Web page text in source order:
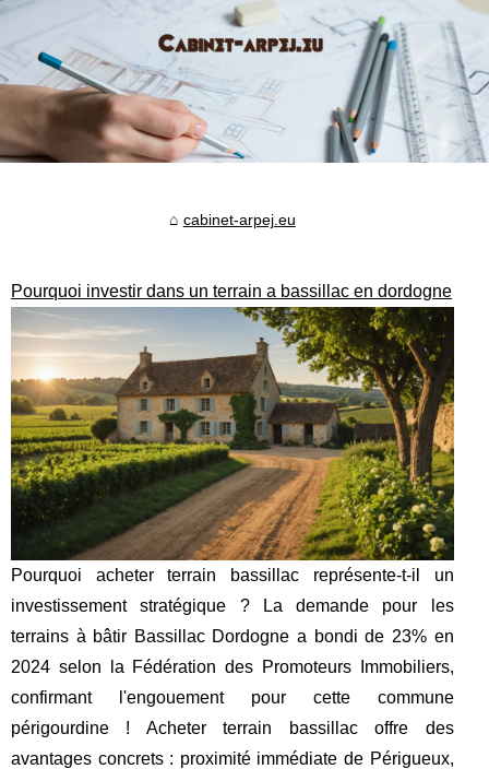
cabinet-arpej.eu
Pourquoi investir dans un terrain a bassillac en dordogne
Pourquoi acheter terrain bassillac représente-t-il un
investissement stratégique ? La demande pour les
terrains à bâtir Bassillac Dordogne a bondi de 23% en
2024 selon la Fédération des Promoteurs Immobiliers,
confirmant l'engouement pour cette commune
périgourdine ! Acheter terrain bassillac offre des
avantages concrets : proximité immédiate de Périgueux,